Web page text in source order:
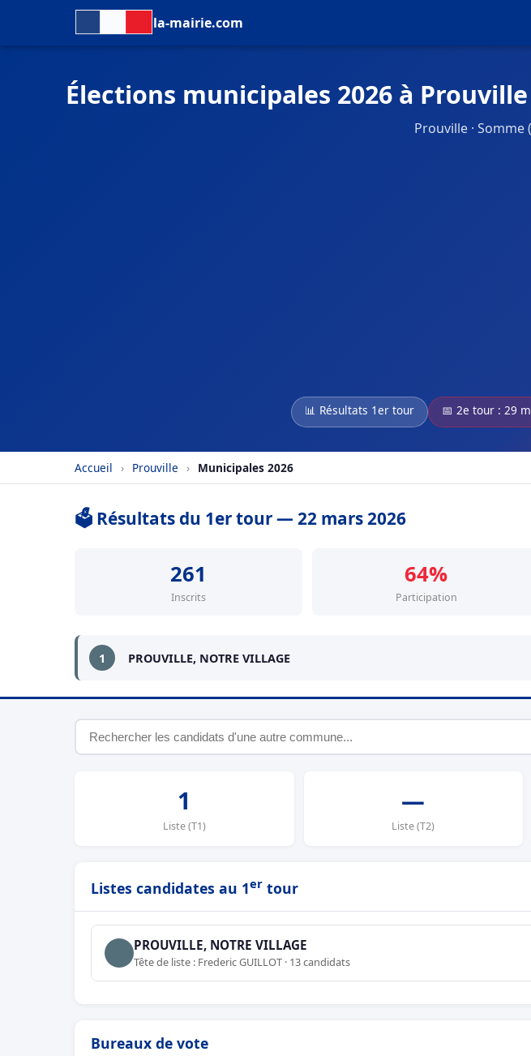
la-mairie.com
Élections municipales 2026 à
Prouville · Somme
📊 Résultats 1er tour 📅 2e tour : 29
Accueil › Prouville › Municipales 2026
🗳️ Résultats du 1er tour — 22 mars 2026
261
Inscrits
64%
Participation
1 PROUVILLE, NOTRE VILLAGE
1
Liste (T1)
—
Liste (T2)
Listes candidates au 1er tour
PROUVILLE, NOTRE VILLAGE
Tête de liste : Frederic GUILLOT · 13 candidats
Bureaux de vote